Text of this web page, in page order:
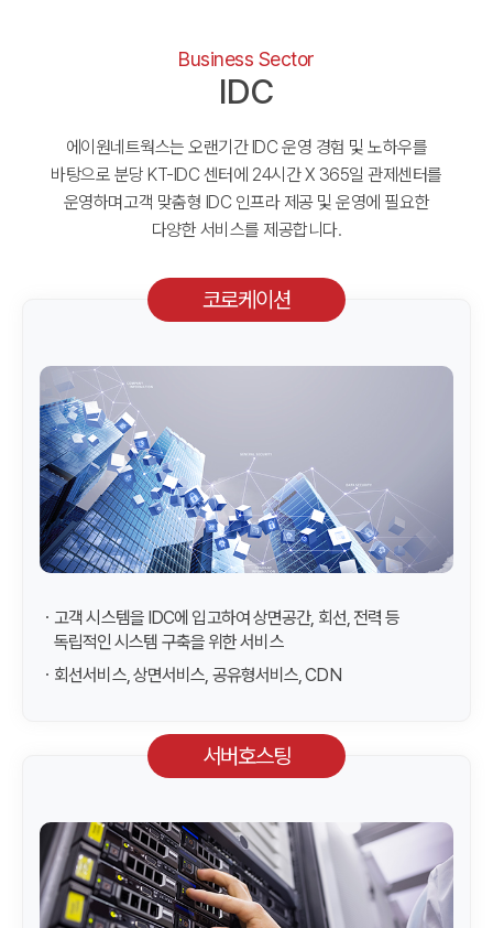
Business Sector
IDC
에이원네트웍스는 오랜기간 IDC 운영 경험 및 노하우를
바탕으로 분당 KT-IDC 센터에 24시간 X 365일 관제센터를
운영하며고객 맞춤형 IDC 인프라 제공 및 운영에 필요한
다양한 서비스를 제공합니다.
코로케이션
ㆍ고객 시스템을 IDC에 입고하여 상면공간, 회선, 전력 등
독립적인 시스템 구축을 위한 서비스
ㆍ회선서비스, 상면서비스, 공유형서비스, CDN
서버호스팅